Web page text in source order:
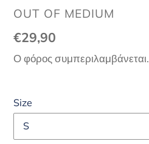
ΠΡΟΜΗΘΕΥΤΉΣ
OUT OF MEDIUM
Κανονική
τιμή
€29,90
Ο φόρος συμπεριλαμβάνεται.
Size